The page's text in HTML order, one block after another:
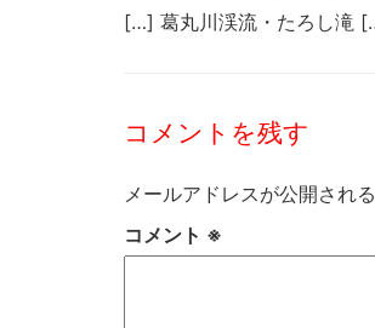
[…] 葛丸川渓流・たろし滝
コメントを残す
メールアドレスが公開され
コメント ※